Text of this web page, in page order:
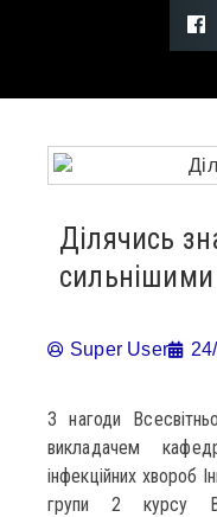
Ділячись
сильнішими
Super User
З нагоди
викладачем
інфекційних хвороб
групи 2 курсу